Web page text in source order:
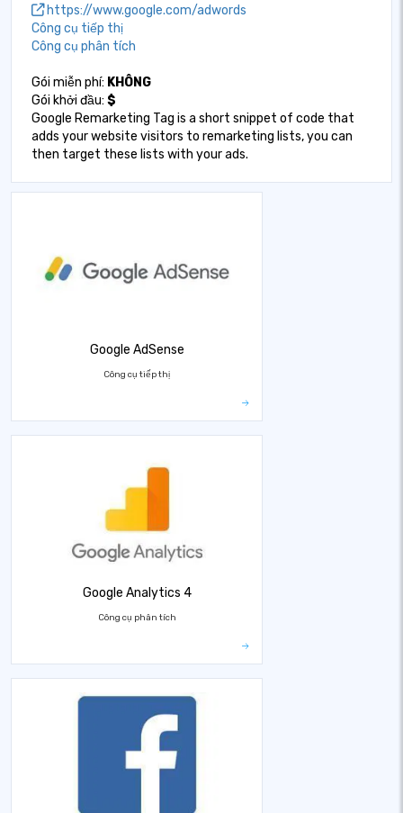
https://www.google.com/adwords
Công cụ tiếp thị
Công cụ phân tích
Gói miễn phí: KHÔNG
Gói khởi đầu: $
Google Remarketing Tag is a short snippet of code that
adds your website visitors to remarketing lists, you can
then target these lists with your ads.
Google AdSense
Công cụ tiếp thị
Google Analytics 4
Công cụ phân tích